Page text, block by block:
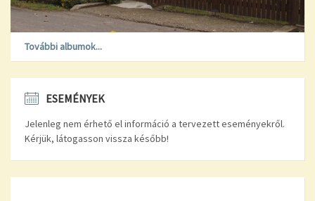
További albumok...
ESEMÉNYEK
Jelenleg nem érhető el információ a tervezett eseményekről.
Kérjük, látogasson vissza később!